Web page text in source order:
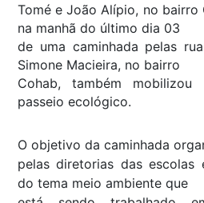
Tomé e João Alípio, no bairro
na manhã do último dia 03
de uma caminhada pelas
Simone Macieira, no bairro
Cohab, também
passeio ecológico.
O objetivo da caminhada
pelas diretorias das
do tema meio ambiente que